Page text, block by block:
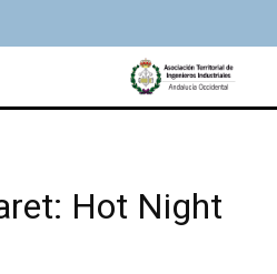
Hot Night